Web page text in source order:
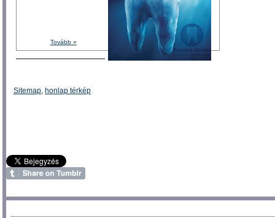
Tovább »
Sitemap, honlap térkép